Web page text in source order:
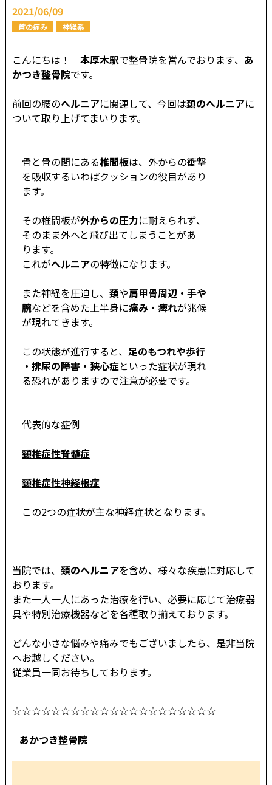
2021/06/09
首の痛み 神経系
こんにちは！ 本厚木駅で整骨院を営んでおります、 あ
かつき整骨院です。
前回の腰のヘルニアに関連して、今回は頚のヘルニアに
ついて取り上げてまいります。
骨と骨の間にある椎間板は、外からの衝撃
を吸収するいわばクッションの役目があり
ます。
その椎間板が外からの圧力に耐えられず、
そのまま外へと飛び出てしまうことがあ
ります。
これがヘルニアの特徴になります。
また神経を圧迫し、 頚や肩甲骨周辺・手や
腕などを含めた上半身に痛み・痺れが兆候
が現れてきます。
この状態が進行すると、 足のもつれや歩行
・排尿の障害・狭心症といった症状が現れ
る恐れがありますので注意が必要です。
代表的な症例
頸椎症性脊髄症
頸椎症性神経根症
この2つの症状が主な神経症状となります。
当院では、 頚のヘルニアを含め、様々な疾患に対応して
おります。
また一人一人にあった治療を行い、必要に応じて治療器
具や特別治療機器などを各種取り揃えております。
どんな小さな悩みや痛みでもございましたら、是非当院
へお越しください。
従業員一同お待ちしております。
☆☆☆☆☆☆☆☆☆☆☆☆☆☆☆☆☆☆☆☆☆
あかつき整骨院